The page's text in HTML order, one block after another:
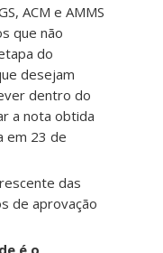
ACM e AMMS
que não
do
desejam
dentro do
a nota obtida
em 23 de
das
de aprovação